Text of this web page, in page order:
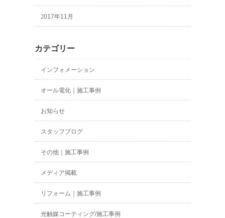
2017年11月
カテゴリー
インフォメーション
オール電化｜施工事例
お知らせ
スタッフブログ
その他｜施工事例
メディア掲載
リフォーム｜施工事例
光触媒コーティング/施工事例